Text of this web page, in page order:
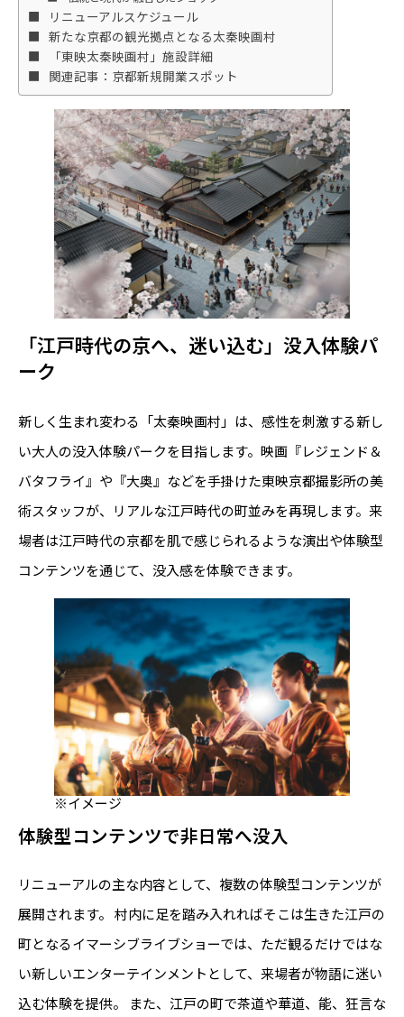
リニューアルスケジュール
新たな京都の観光拠点となる太秦映画村
「東映太秦映画村」施設詳細
関連記事：京都新規開業スポット
「江戸時代の京へ、迷い込む」没入体験パ
ーク
新しく生まれ変わる「太秦映画村」は、感性を刺激する新し
い大人の没入体験パークを目指します。映画『レジェンド＆
バタフライ』や『大奥』などを手掛けた東映京都撮影所の美
術スタッフが、リアルな江戸時代の町並みを再現します。来
場者は江戸時代の京都を肌で感じられるような演出や体験型
コンテンツを通じて、没入感を体験できます。
※イメージ
体験型コンテンツで非日常へ没入
リニューアルの主な内容として、複数の体験型コンテンツが
展開されます。 村内に足を踏み入れればそこは生きた江戸の
町となるイマーシブライブショーでは、ただ観るだけではな
い新しいエンターテインメントとして、来場者が物語に迷い
込む体験を提供。 また、江戸の町で茶道や華道、能、狂言な